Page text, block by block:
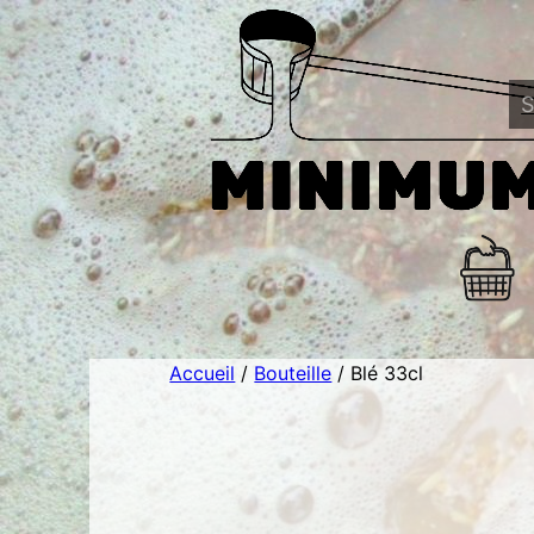
Aller
au
contenu
Accueil / Bouteille / Blé 33cl